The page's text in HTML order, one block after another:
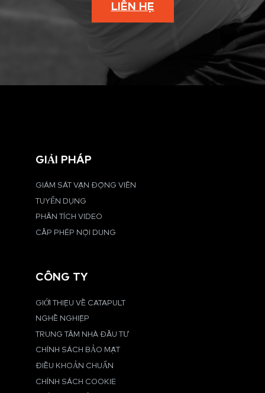
LIÊN HỆ
GIẢI PHÁP
GIÁM SÁT VẬN ĐỘNG VIÊN
TUYỂN DỤNG
PHÂN TÍCH VIDEO
CẤP PHÉP NỘI DUNG
CÔNG TY
GIỚI THIỆU VỀ CATAPULT
NGHỀ NGHIỆP
TRUNG TÂM NHÀ ĐẦU TƯ
CHÍNH SÁCH BẢO MẬT
ĐIỀU KHOẢN CHUẨN
CHÍNH SÁCH COOKIE